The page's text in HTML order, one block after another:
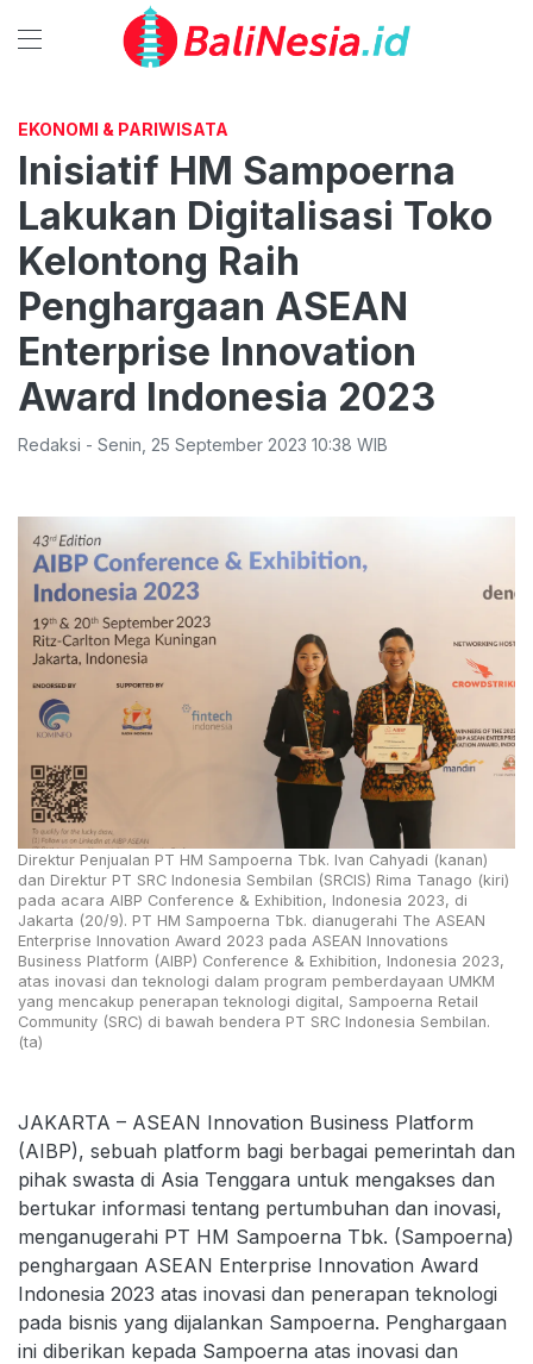
EKONOMI & PARIWISATA
Inisiatif HM Sampoerna
Lakukan Digitalisasi Toko
Kelontong Raih
Penghargaan ASEAN
Enterprise Innovation
Award Indonesia 2023
Redaksi - Senin 25 September 2023 10:38 WIB
Direktur Penjualan PT HM Sampoerna Tbk. Ivan Cahyadi (kanan)
dan Direktur PT SRC Indonesia Sembilan (SRCIS) Rima Tanago (kiri)
pada acara AIBP Conference & Exhibition, Indonesia 2023, di
Jakarta (20/9). PT HM Sampoerna Tbk. dianugerahi The ASEAN
Enterprise Innovation Award 2023 pada ASEAN Innovations
Business Platform (AIBP) Conference & Exhibition, Indonesia 2023,
atas inovasi dan teknologi dalam program pemberdayaan UMKM
yang mencakup penerapan teknologi digital, Sampoerna Retail
Community (SRC) di bawah bendera PT SRC Indonesia Sembilan.
(ta)
JAKARTA – ASEAN Innovation Business Platform
(AIBP), sebuah platform bagi berbagai pemerintah dan
pihak swasta di Asia Tenggara untuk mengakses dan
bertukar informasi tentang pertumbuhan dan inovasi,
menganugerahi PT HM Sampoerna Tbk. (Sampoerna)
penghargaan ASEAN Enterprise Innovation Award
Indonesia 2023 atas inovasi dan penerapan teknologi
pada bisnis yang dijalankan Sampoerna. Penghargaan
ini diberikan kepada Sampoerna atas inovasi dan